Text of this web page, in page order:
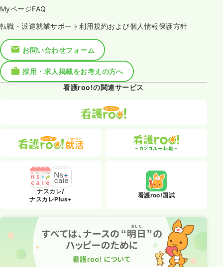
MyページFAQ
転職・派遣就業サポート利用規約および個人情報保護方針
お問い合わせフォーム
採用・求人掲載をお考えの方へ
看護roo!の関連サービス
ナスカレ/
ナスカレPlus+
看護roo!国試